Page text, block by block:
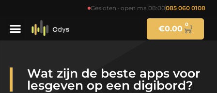
Gesloten · open ma 08:00085 060 0108
€0.00 0
Wat zijn de beste apps voor
lesgeven op een digibord?